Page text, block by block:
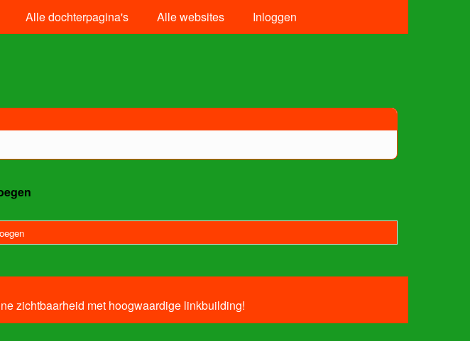
Alle dochterpagina's Alle websites Inloggen
zichtbaarheid met hoogwaardige linkbuilding!